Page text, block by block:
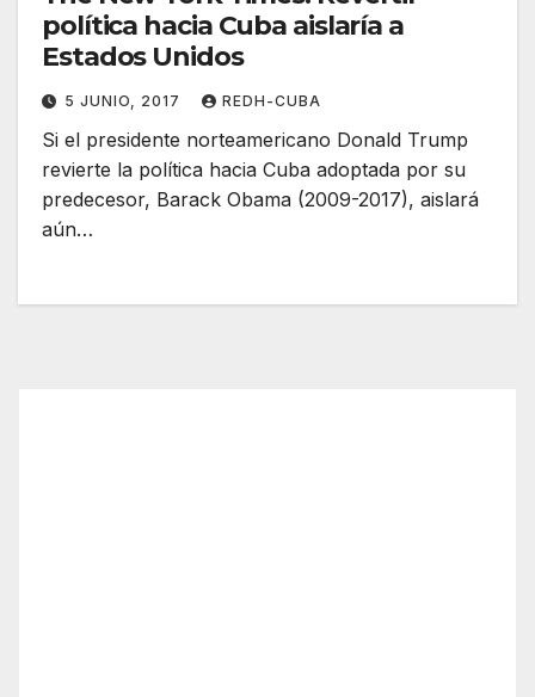
política hacia Cuba aislaría a
Estados Unidos
5 JUNIO, 2017 REDH-CUBA
Si el presidente norteamericano Donald Trump
revierte la política hacia Cuba adoptada por su
predecesor, Barack Obama (2009-2017), aislará
aún…